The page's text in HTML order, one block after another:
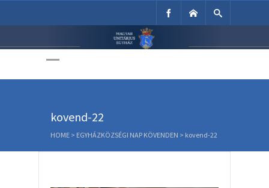
Unitárius Egyház
kovend-22
HOME > EGYHÁZKÖZSÉGI NAP KÖVENDEN > kovend-22